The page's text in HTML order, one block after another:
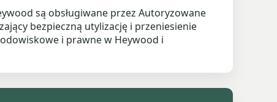
są obsługiwane przez Autoryzowane
bezpieczną utylizację i przeniesienie
i prawne w Heywood i